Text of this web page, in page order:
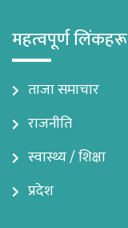
महत्वपूर्ण लिंकहरू
ताजा समाचार
राजनीति
स्वास्थ्य / शिक्षा
प्रदेश